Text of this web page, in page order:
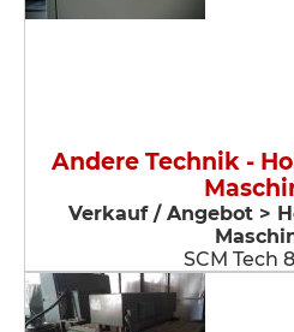
Andere Technik -
Verkauf / Angebot >
SCM Tech